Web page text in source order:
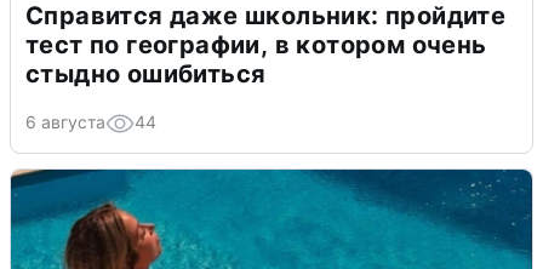
Справится даже школьник: пройдите
тест по географии, в котором очень
стыдно ошибиться
6 августа 44